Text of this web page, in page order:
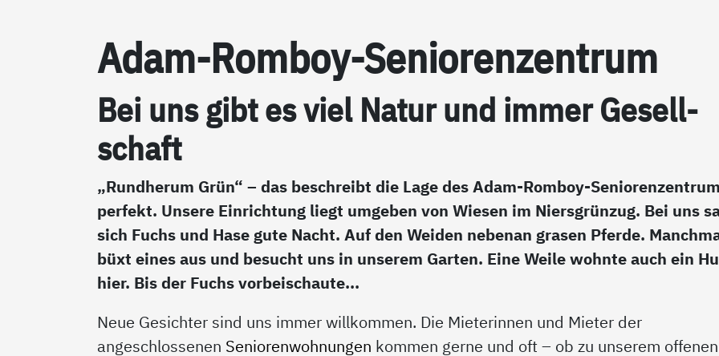
Adam-Rom­boy-Se­nio­ren­zen­trum
Bei uns gibt es viel Na­tur und im­mer Ge­sell­
schaft
„Rundherum Grün“ – das beschreibt die Lage des Adam-Romboy-
perfekt. Unsere Einrichtung liegt umgeben von Wiesen im Niersgrünzug. Bei uns
sich Fuchs und Hase gute Nacht. Auf den Weiden nebenan grasen Pferde.
büxt eines aus und besucht uns in unserem Garten. Eine Weile wohnte auch ein
hier. Bis der Fuchs vorbeischaute...
Neue Gesichter sind uns immer willkommen. Die Mieterinnen und Mieter der
angeschlossenen Seniorenwohnungen kommen gerne und oft – ob zu unserem offenen